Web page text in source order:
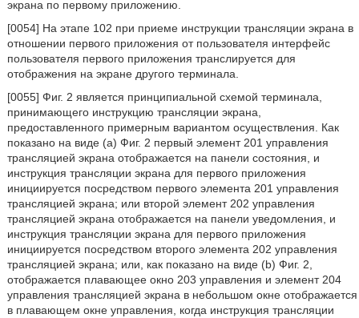
экрана по первому приложению.
[0054] На этапе 102 при приеме инструкции трансляции экрана в
отношении первого приложения от пользователя интерфейс
пользователя первого приложения транслируется для
отображения на экране другого терминала.
[0055] Фиг. 2 является принципиальной схемой терминала,
принимающего инструкцию трансляции экрана,
предоставленного примерным вариантом осуществления. Как
показано на виде (a) Фиг. 2 первый элемент 201 управления
трансляцией экрана отображается на панели состояния, и
инструкция трансляции экрана для первого приложения
инициируется посредством первого элемента 201 управления
трансляцией экрана; или второй элемент 202 управления
трансляцией экрана отображается на панели уведомления, и
инструкция трансляции экрана для первого приложения
инициируется посредством второго элемента 202 управления
трансляцией экрана; или, как показано на виде (b) Фиг. 2,
отображается плавающее окно 203 управления и элемент 204
управления трансляцией экрана в небольшом окне отображается
в плавающем окне управления, когда инструкция трансляции